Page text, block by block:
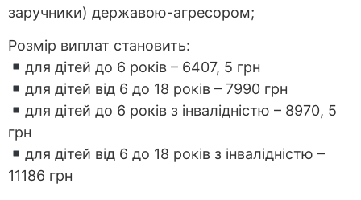
заручники) державою-агресором;
Розмір виплат становить:
для дітей до 6 років – 6407, 5 грн
для дітей від 6 до 18 років – 7990 грн
для дітей до 6 років з інвалідністю – 8970, 5
грн
для дітей від 6 до 18 років з інвалідністю –
11186 грн